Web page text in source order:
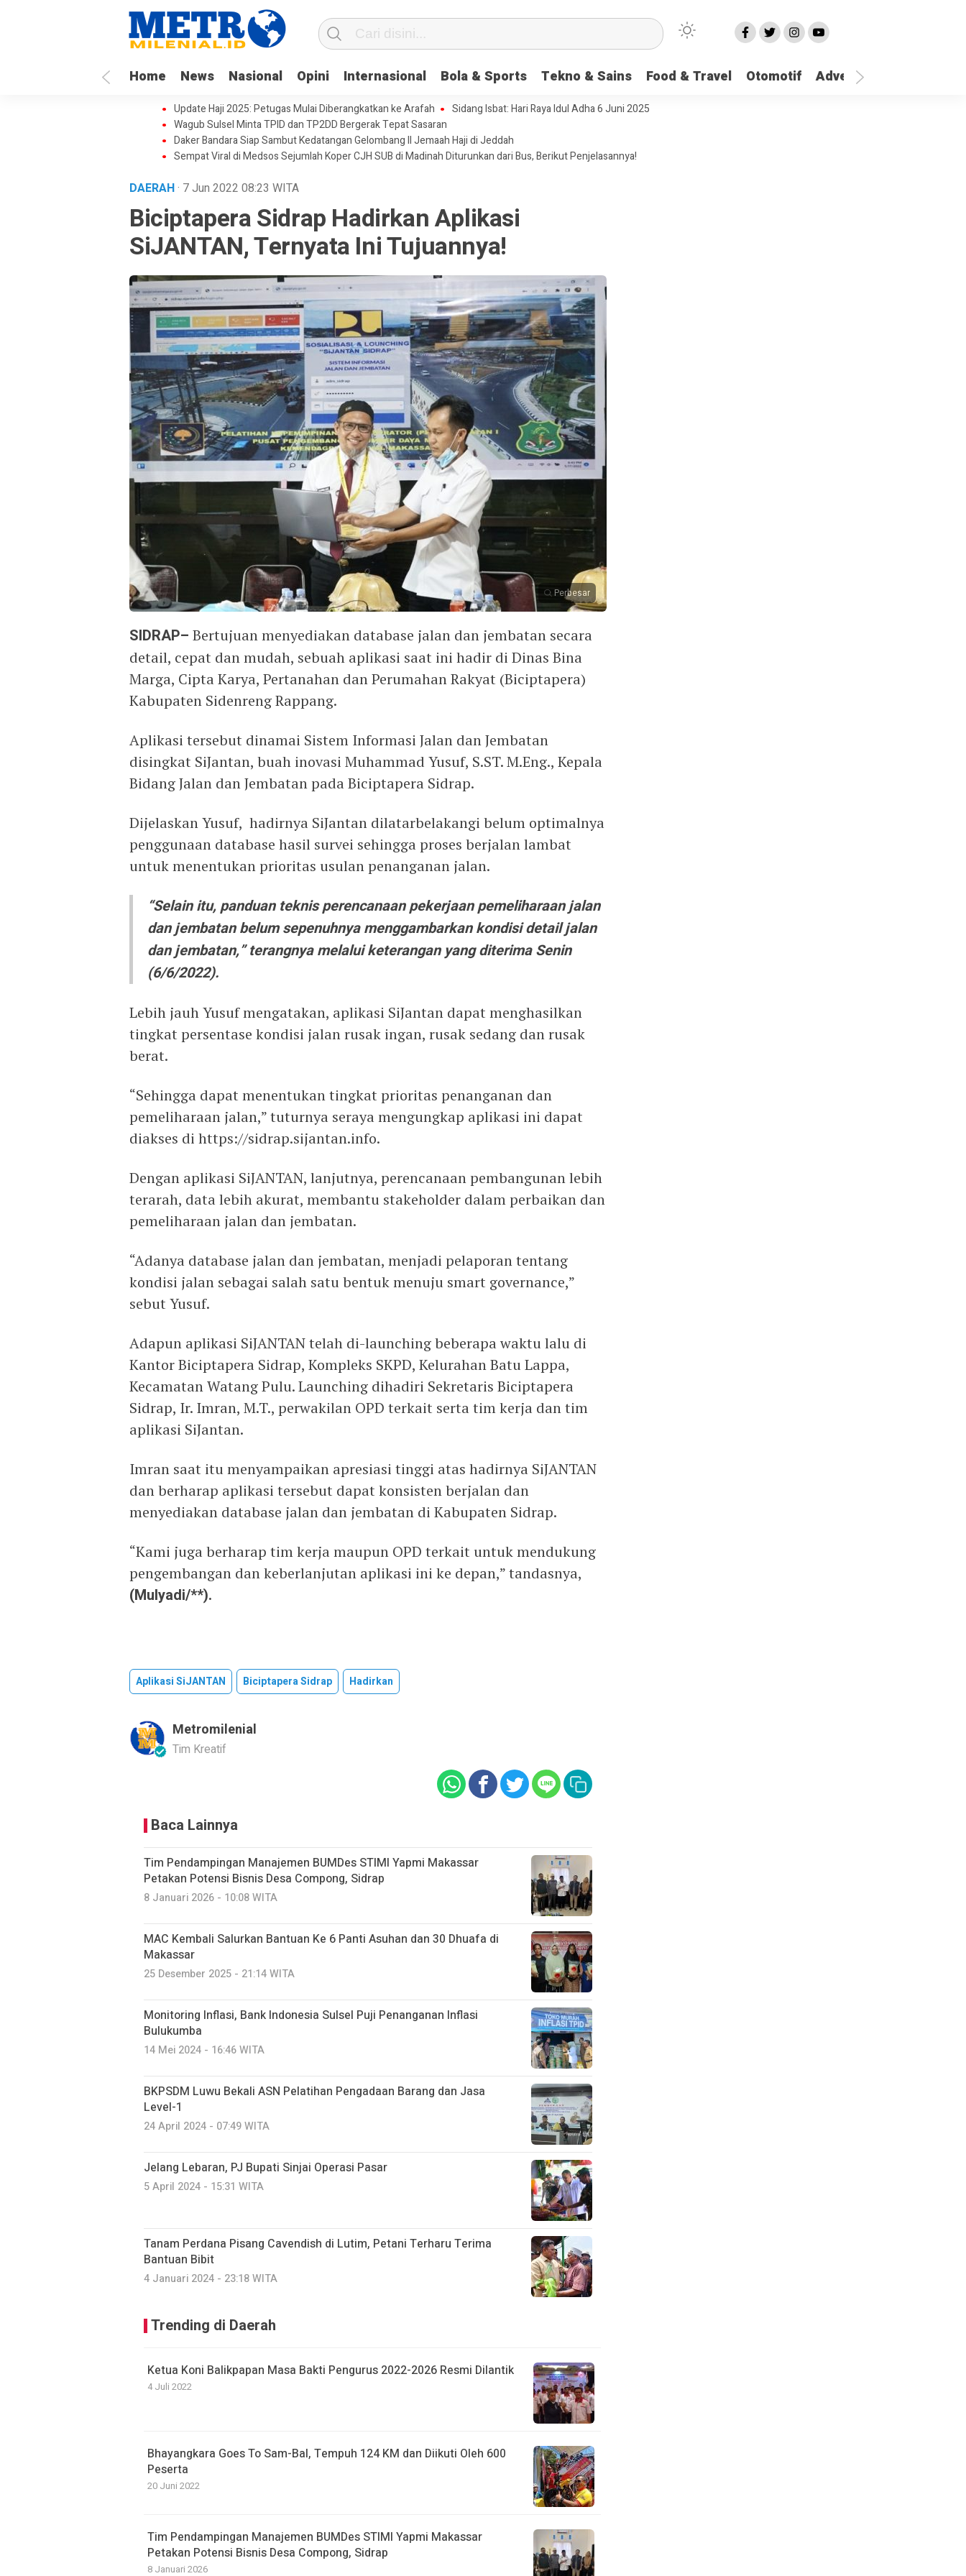
Home News Nasional Opini Internasional Bola & Sports Tekno & Sains Food & Travel Otomotif Advetorial
Update Haji 2025: Petugas Mulai Diberangkatkan ke Arafah
Sidang Isbat: Hari Raya Idul Adha 6 Juni 2025
Wagub Sulsel Minta TPID dan TP2DD Bergerak Tepat Sasaran
Daker Bandara Siap Sambut Kedatangan Gelombang II Jemaah Haji di Jeddah
Sempat Viral di Medsos Sejumlah Koper CJH SUB di Madinah Diturunkan dari Bus, Berikut Penjelasannya!
DAERAH· 7 Jun 2022 08:23 WITA
Biciptapera Sidrap Hadirkan Aplikasi
SiJANTAN, Ternyata Ini Tujuannya!
Perbesar
SIDRAP– Bertujuan menyediakan database jalan dan jembatan secara
detail, cepat dan mudah, sebuah aplikasi saat ini hadir di Dinas Bina
Marga, Cipta Karya, Pertanahan dan Perumahan Rakyat (Biciptapera)
Kabupaten Sidenreng Rappang.
Aplikasi tersebut dinamai Sistem Informasi Jalan dan Jembatan
disingkat SiJantan, buah inovasi Muhammad Yusuf, S.ST. M.Eng., Kepala
Bidang Jalan dan Jembatan pada Biciptapera Sidrap.
Dijelaskan Yusuf, hadirnya SiJantan dilatarbelakangi belum optimalnya
penggunaan database hasil survei sehingga proses berjalan lambat
untuk menentukan prioritas usulan penanganan jalan.
“Selain itu, panduan teknis perencanaan pekerjaan pemeliharaan jalan
dan jembatan belum sepenuhnya menggambarkan kondisi detail jalan
dan jembatan,” terangnya melalui keterangan yang diterima Senin
(6/6/2022).
Lebih jauh Yusuf mengatakan, aplikasi SiJantan dapat menghasilkan
tingkat persentase kondisi jalan rusak ingan, rusak sedang dan rusak
berat.
“Sehingga dapat menentukan tingkat prioritas penanganan dan
pemeliharaan jalan,” tuturnya seraya mengungkap aplikasi ini dapat
diakses di https://sidrap.sijantan.info.
Dengan aplikasi SiJANTAN, lanjutnya, perencanaan pembangunan lebih
terarah, data lebih akurat, membantu stakeholder dalam perbaikan dan
pemeliharaan jalan dan jembatan.
“Adanya database jalan dan jembatan, menjadi pelaporan tentang
kondisi jalan sebagai salah satu bentuk menuju smart governance,”
sebut Yusuf.
Adapun aplikasi SiJANTAN telah di-launching beberapa waktu lalu di
Kantor Biciptapera Sidrap, Kompleks SKPD, Kelurahan Batu Lappa,
Kecamatan Watang Pulu. Launching dihadiri Sekretaris Biciptapera
Sidrap, Ir. Imran, M.T., perwakilan OPD terkait serta tim kerja dan tim
aplikasi SiJantan.
Imran saat itu menyampaikan apresiasi tinggi atas hadirnya SiJANTAN
dan berharap aplikasi tersebut dapat konsisten berjalan dan
menyediakan database jalan dan jembatan di Kabupaten Sidrap.
“Kami juga berharap tim kerja maupun OPD terkait untuk mendukung
pengembangan dan keberlanjutan aplikasi ini ke depan,” tandasnya,
(Mulyadi/**).
Aplikasi SiJANTAN Biciptapera Sidrap Hadirkan
Metromilenial
Tim Kreatif
Baca Lainnya
Tim Pendampingan Manajemen BUMDes STIMI Yapmi Makassar
Petakan Potensi Bisnis Desa Compong, Sidrap
8 Januari 2026 - 10:08 WITA
MAC Kembali Salurkan Bantuan Ke 6 Panti Asuhan dan 30 Dhuafa di
Makassar
25 Desember 2025 - 21:14 WITA
Monitoring Inflasi, Bank Indonesia Sulsel Puji Penanganan Inflasi
Bulukumba
14 Mei 2024 - 16:46 WITA
BKPSDM Luwu Bekali ASN Pelatihan Pengadaan Barang dan Jasa
Level-1
24 April 2024 - 07:49 WITA
Jelang Lebaran, PJ Bupati Sinjai Operasi Pasar
5 April 2024 - 15:31 WITA
Tanam Perdana Pisang Cavendish di Lutim, Petani Terharu Terima
Bantuan Bibit
4 Januari 2024 - 23:18 WITA
Trending di Daerah
Ketua Koni Balikpapan Masa Bakti Pengurus 2022-2026 Resmi Dilantik
4 Juli 2022
Bhayangkara Goes To Sam-Bal, Tempuh 124 KM dan Diikuti Oleh 600
Peserta
20 Juni 2022
Tim Pendampingan Manajemen BUMDes STIMI Yapmi Makassar
Petakan Potensi Bisnis Desa Compong, Sidrap
8 Januari 2026